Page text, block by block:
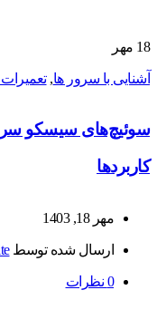
18 مهر
آشنایی با سرور ها,
کاربردها
مهر 18, 1403
ارسال شده توسط
0 نظرات